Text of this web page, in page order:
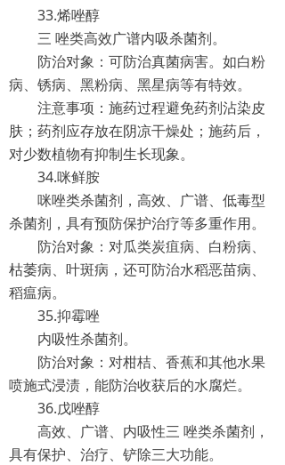
33.烯唑醇
三 唑类高效广谱内吸杀菌剂。
防治对象：可防治真菌病害。如白粉
病、锈病、黑粉病、黑星病等有特效。
注意事项：施药过程避免药剂沾染皮
肤；药剂应存放在阴凉干燥处；施药后，
对少数植物有抑制生长现象。
34.咪鲜胺
咪唑类杀菌剂，高效、广谱、低毒型
杀菌剂，具有预防保护治疗等多重作用。
防治对象：对瓜类炭疽病、白粉病、
枯萎病、叶斑病，还可防治水稻恶苗病、
稻瘟病。
35.抑霉唑
内吸性杀菌剂。
防治对象：对柑桔、香蕉和其他水果
喷施式浸渍，能防治收获后的水腐烂。
36.戊唑醇
高效、广谱、内吸性三 唑类杀菌剂，
具有保护、治疗、铲除三大功能。